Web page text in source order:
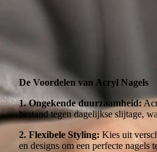
De Voordelen van Acryl Nagels
1. Ongekende duurzaamheid:
bestand tegen dagelijkse slijtage,
2. Flexibele Styling:Kies uit
en designs om een perfecte nagels